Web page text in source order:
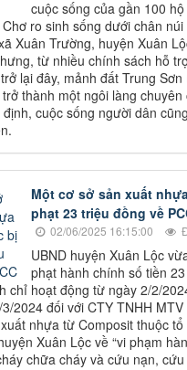
cuộc sống của gần 100
ro sinh sống dưới chân
Xuân Trường, huyện Xuân
từ nhiều chính sách hỗ
lại đây, mảnh đất Trung
thành một ngôi làng
cuộc sống người dân
Một cơ sở sản xuất
phạt 23 triệu đồng về
02/06/2025 16:15:00
UBND huyện Xuân Lộc
phạt hành chính số tiền
chỉ hoạt động từ ngày 2/2/
2024 đối với CTY TNHH MTV
nhựa từ Composit thuộc
Xuân Lộc về “vi phạm
chữa cháy và cứu nạn, cứu